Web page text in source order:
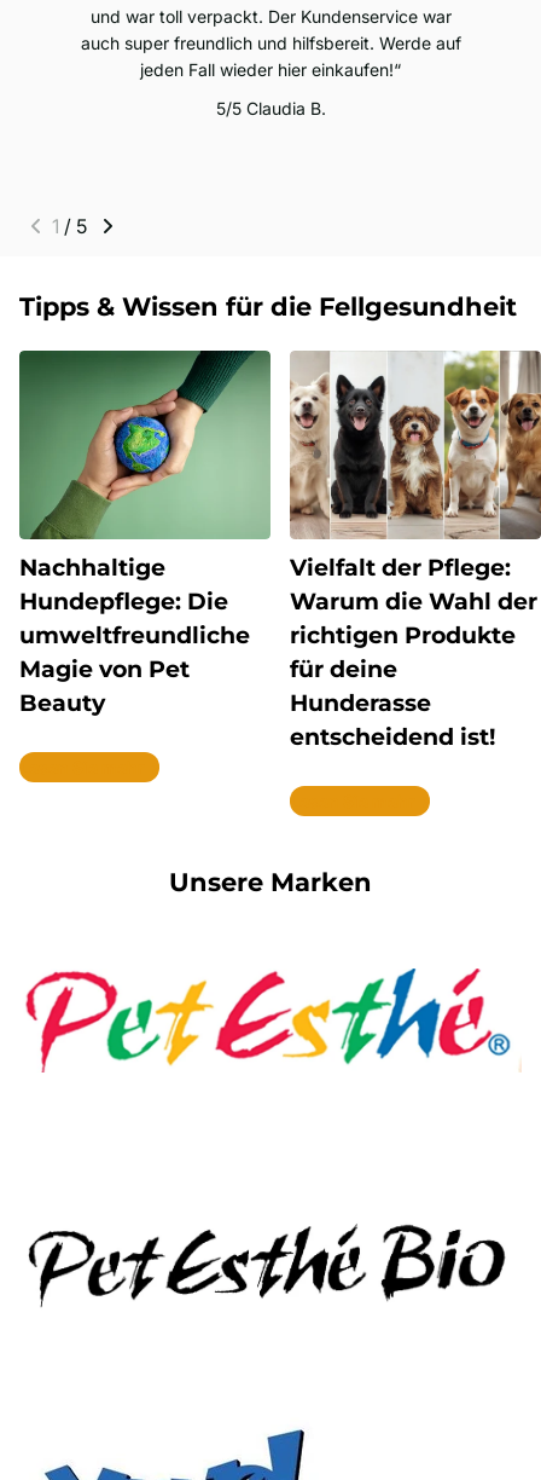
und war toll verpackt. Der Kundenservice war
auch super freundlich und hilfsbereit. Werde auf
jeden Fall wieder hier einkaufen!
5/5Claudia B.
1 / 5
Tipps & Wissen für die Fellgesundheit
Nachhaltige
Hundepflege: Die
umweltfreundliche
Magie von Pet
Beauty
Lesen Sie mehr
Vielfalt der Pflege:
Warum die Wahl der
richtigen Produkte
für deine
Hunderasse
entscheidend ist!
Lesen Sie mehr
Unsere Marken